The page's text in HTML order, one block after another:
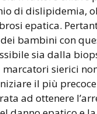
di dislipidemia,
epatica.
bambini con
sia dalla
marcatori sierici
il più
ad ottenere